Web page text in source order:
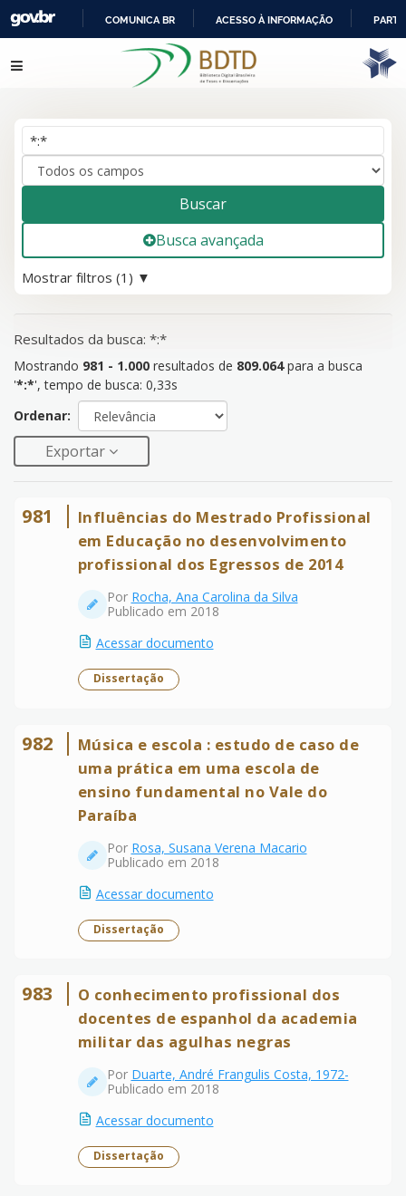
IR
PARA
COMUNICA BR ACESSO À INFORMAÇÃO
Mostrando resultados de 809.064 para a busca '*:*
Pular para o conteúdo
Buscar
Busca avançada
Mostrar filtros (1)
Resultados da busca: *:*
Mostrando 981 - 1.000 resultados de 809.064para a busca
'*:*', tempo de busca: 0,33s
Ordenar:
Exportar
981
Influências do Mestrado Profissional
em Educação no desenvolvimento
profissional dos Egressos de 2014
Por Rocha, Ana Carolina da Silva
Publicado em 2018
Acessar documento
Dissertação
982
Música e escola : estudo de caso de
uma prática em uma escola de
ensino fundamental no Vale do
Paraíba
Por Rosa, Susana Verena Macario
Publicado em 2018
Acessar documento
Dissertação
983
O conhecimento profissional dos
docentes de espanhol da academia
militar das agulhas negras
Por Duarte, André Frangulis Costa, 1972-
Publicado em 2018
Acessar documento
Dissertação